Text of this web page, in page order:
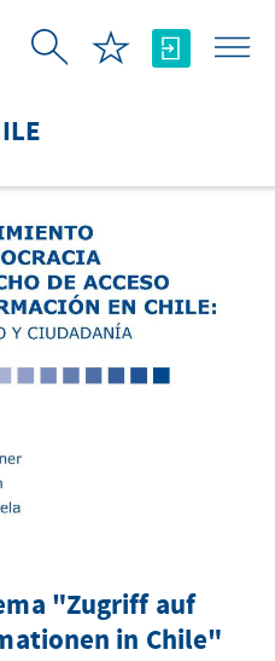
"Zugriff auf
in Chile"